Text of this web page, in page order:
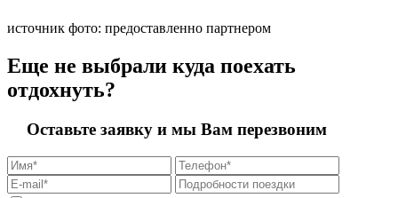
источник фото: предоставленно партнером
Еще не выбрали куда поехать
отдохнуть?
Оставьте заявку и мы Вам перезвоним